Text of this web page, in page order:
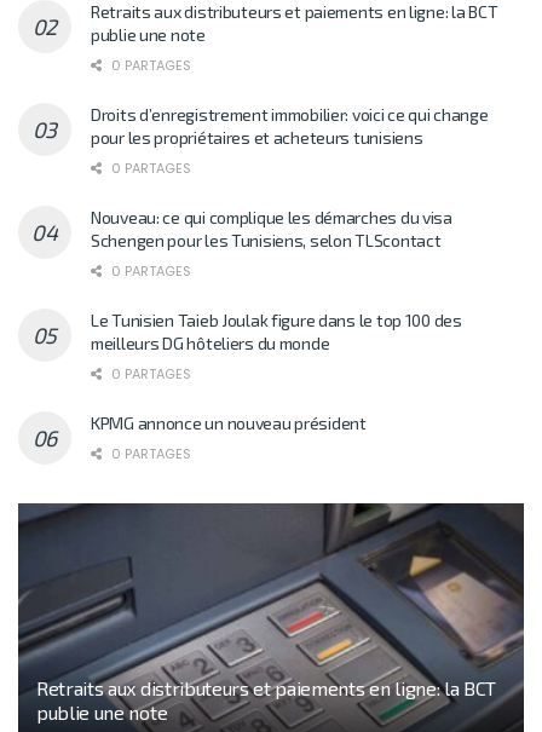
Retraits aux distributeurs et paiements en ligne: la BCT
publie une note
0 PARTAGES
Droits d’enregistrement immobilier: voici ce qui change
pour les propriétaires et acheteurs tunisiens
0 PARTAGES
Nouveau: ce qui complique les démarches du visa
Schengen pour les Tunisiens, selon TLScontact
0 PARTAGES
Le Tunisien Taieb Joulak figure dans le top 100 des
meilleurs DG hôteliers du monde
0 PARTAGES
KPMG annonce un nouveau président
0 PARTAGES
Retraits aux distributeurs et paiements en ligne: la BCT
publie une note